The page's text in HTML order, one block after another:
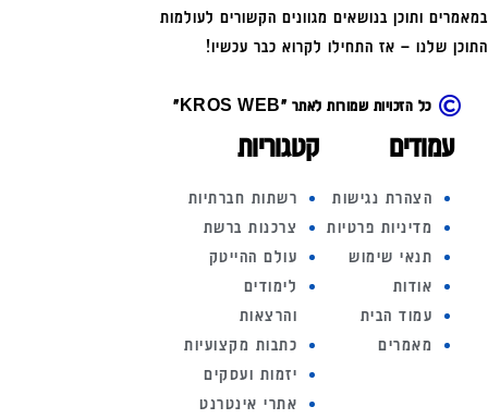
במאמרים ותוכן בנושאים מגוונים הקשורים לעולמות
התוכן שלנו – אז התחילו לקרוא כבר עכשיו!
כל הזכויות שמורות לאתר "KROS WEB"
עמודים
הצהרת נגישות
מדיניות פרטיות
תנאי שימוש
אודות
עמוד הבית
מאמרים
קטגוריות
רשתות חברתיות
צרכנות ברשת
עולם ההייטק
לימודים
והרצאות
כתבות מקצועיות
יזמות ועסקים
אתרי אינטרנט